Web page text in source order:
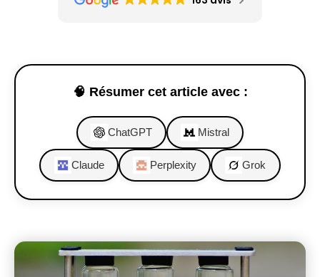
🧠 Résumer cet article avec :
ChatGPT Mistral
Claude Perplexity Grok